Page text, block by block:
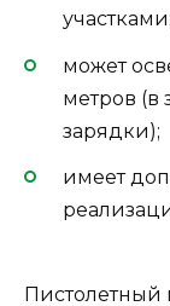
участками;
может
метров (в
зарядки);
имеет
Пистолетный